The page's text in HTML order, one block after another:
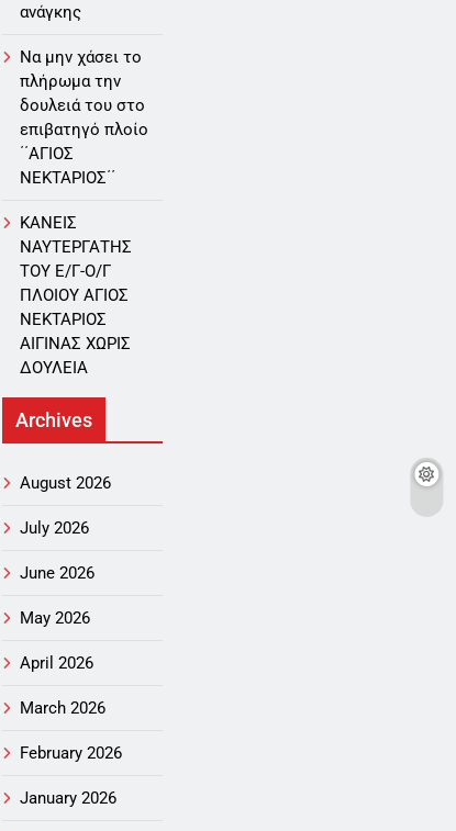
ανάγκης
Να μην χάσει το
πλήρωμα την
δουλειά του στο
επιβατηγό πλοίο
΄΄ΑΓΙΟΣ
ΝΕΚΤΑΡΙΟΣ΄΄
ΚΑΝΕΙΣ
ΝΑΥΤΕΡΓΑΤΗΣ
TOY Ε/Γ-Ο/Γ
ΠΛΟΙΟY ΑΓΙΟΣ
ΝΕΚΤΑΡΙΟΣ
ΑΙΓΙΝΑΣ ΧΩΡΙΣ
ΔΟΥΛΕΙΑ
Archives
August 2026
July 2026
June 2026
May 2026
April 2026
March 2026
February 2026
January 2026